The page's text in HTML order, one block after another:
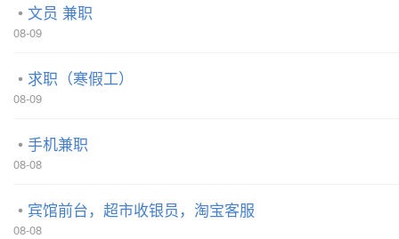
文员 兼职
08-09
求职（寒假工）
08-09
手机兼职
08-08
宾馆前台，超市收银员，淘宝客服
08-08